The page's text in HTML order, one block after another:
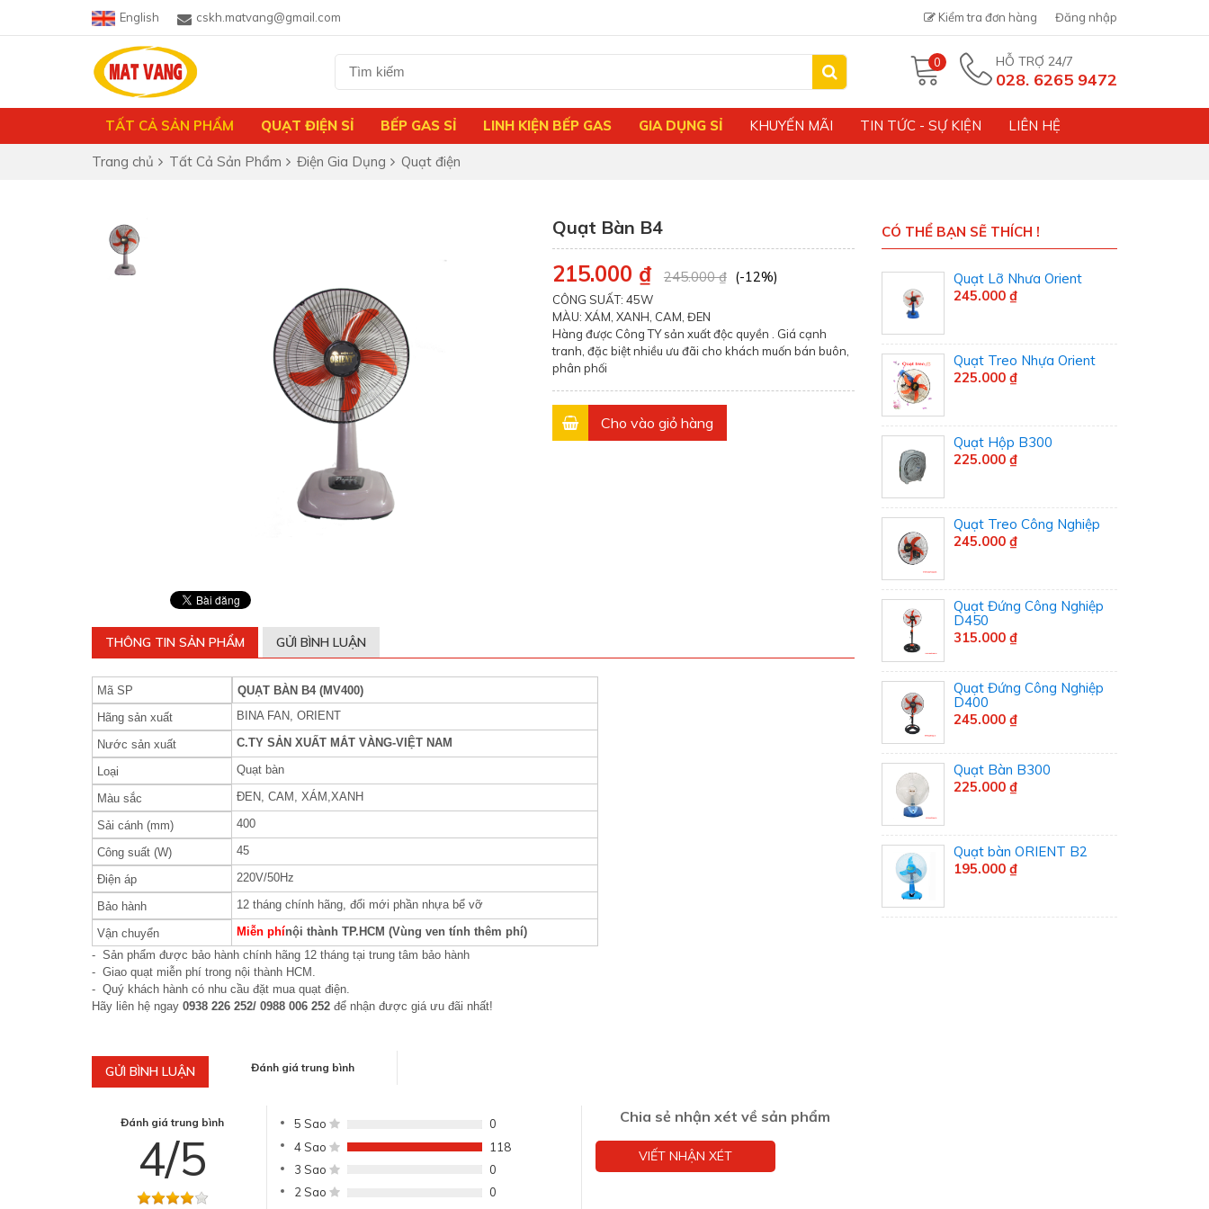
English cskh.matvang@gmail.com Kiểm tra đơn hàng Đăng nhập
0 HỖ TRỢ 24/7
028. 6265 9472
TẤT CẢ SẢN PHẨM QUẠT ĐIỆN SỈ BẾP GAS SỈ LINH KIỆN BẾP GAS GIA DỤNG SỈ KHUYẾN MÃI TIN TỨC - SỰ KIỆN LIÊN HỆ
Trang chủ Tất Cả Sản Phẩm Điện Gia Dụng Quạt điện
Quạt Bàn B4
215.000 ₫ 245.000 ₫ (-12%)
CÔNG SUẤT: 45W
MÀU: XÁM, XANH, CAM, ĐEN
Hàng được Công TY sản xuất độc quyền . Giá cạnh
tranh, đặc biệt nhiều ưu đãi cho khách muốn bán buôn,
phân phối
Cho vào giỏ hàng
THÔNG TIN SẢN PHẨM GỬI BÌNH LUẬN
Mã SP
QUẠT BÀN B4 (MV400)
Hãng sản xuất
BINA FAN, ORIENT
Nước sản xuất C.TY SẢN XUẤT MẮT VÀNG-VIỆT NAM
Loại Quạt bàn
Màu sắc ĐEN, CAM, XÁM,XANH
Sải cánh (mm) 400
Công suất (W) 45
Điện áp 220V/50Hz
Bảo hành 12 tháng chính hãng, đổi mới phần nhựa bể vỡ
Vận chuyển Miễn phínội thành TP.HCM (Vùng ven tính thêm phí)
- Sản phẩm được bảo hành chính hãng 12 tháng tại trung tâm bảo hành
- Giao quạt miễn phí trong nội thành HCM.
- Quý khách hành có nhu cầu đặt mua quạt điện.
Hãy liên hệ ngay 0938 226 252/ 0988 006 252 để nhận được giá ưu đãi nhất!
GỬI BÌNH LUẬN Đánh giá trung bình
Đánh giá trung bình
4/5
5 Sao
0
4 Sao
118
3 Sao
0
2 Sao
0
Chia sẻ nhận xét về sản phẩm
VIẾT NHẬN XÉT
CÓ THỂ BẠN SẼ THÍCH !
Quạt Lỡ Nhưa Orient
245.000 ₫
Quạt Treo Nhựa Orient
225.000 ₫
Quạt Hộp B300
225.000 ₫
Quạt Treo Công Nghiệp
245.000 ₫
Quạt Đứng Công Nghiệp
D450
315.000 ₫
Quạt Đứng Công Nghiệp
D400
245.000 ₫
Quạt Bàn B300
225.000 ₫
Quạt bàn ORIENT B2
195.000 ₫